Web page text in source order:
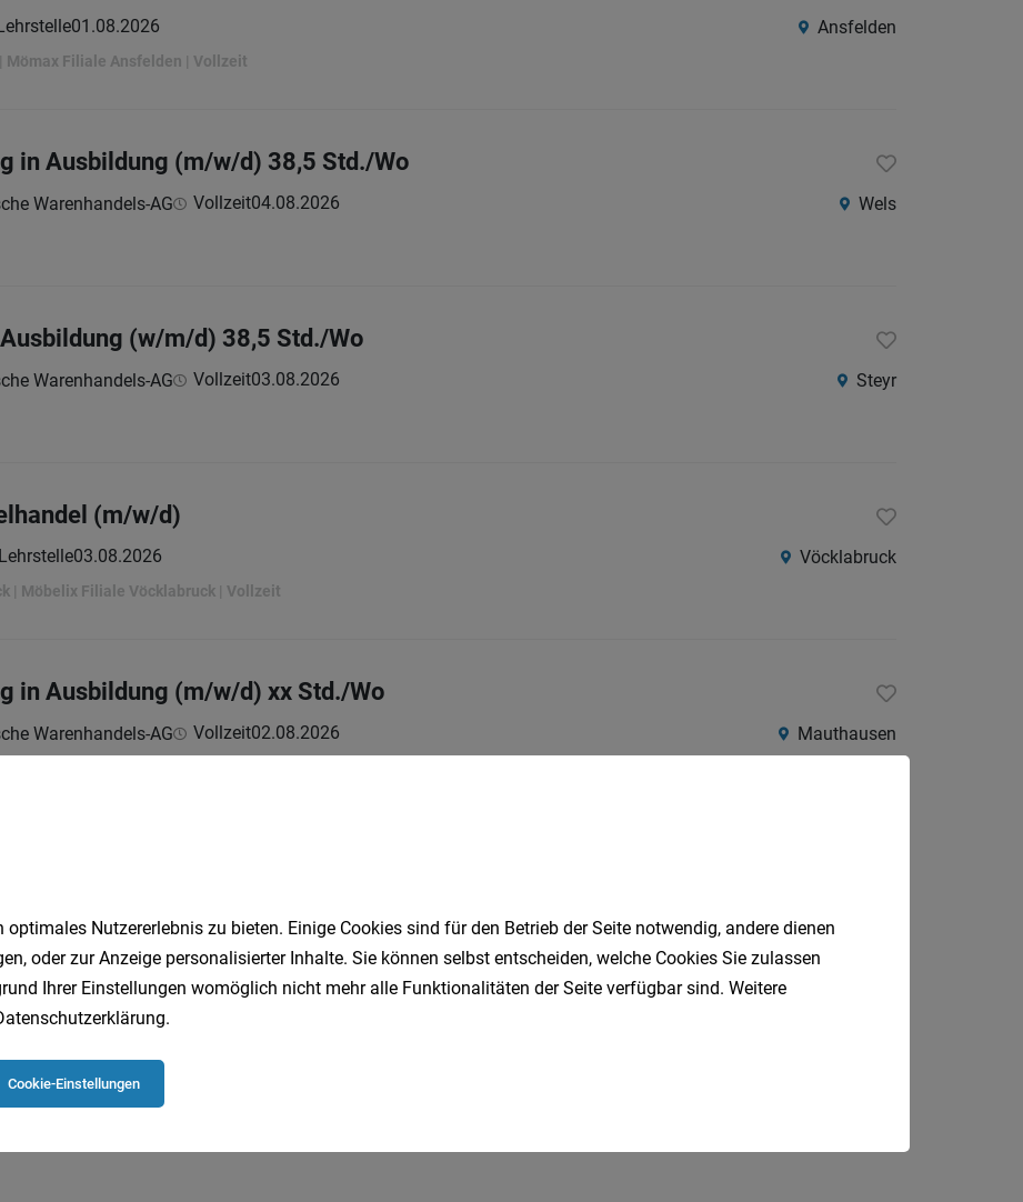
01.08.2026 Ansfelden
Mömax Filiale Ansfelden | Vollzeit
in Ausbildung (m/w/d) 38,5 Std./Wo
Warenhandels-AG Vollzeit04.08.2026 Wels
(w/m/d) 38,5 Std./Wo
Warenhandels-AG Vollzeit03.08.2026 Steyr
(m/w/d)
Lehrstelle03.08.2026 Vöcklabruck
| Möbelix Filiale Vöcklabruck | Vollzeit
in Ausbildung (m/w/d) xx Std./Wo
Warenhandels-AG Vollzeit02.08.2026 Mauthausen
(m/w/d) 38,5 Std./Wo - Region Marchtrenk und Traun
mit Schwerpunkt Lebensmittel (m/w/d)
Gesellschaft m.b.H.
optimales Nutzererlebnis zu bieten. Einige Cookies sind für den Betrieb der Seite notwendig, andere dienen
oder zur Anzeige personalisierter Inhalte. Sie können selbst entscheiden, welche Cookies Sie zulassen
Ihrer Einstellungen womöglich nicht mehr alle Funktionalitäten der Seite verfügbar sind. Weitere
.
Cookie-Einstellungen